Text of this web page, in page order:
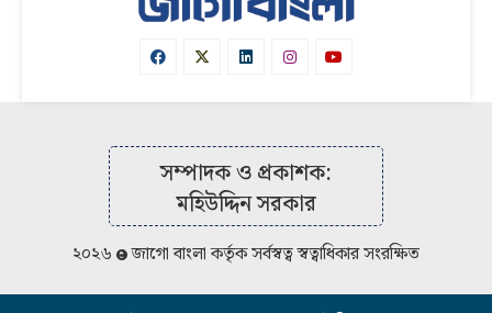
সম্পাদক ও প্রকাশক:
মহিউদ্দিন সরকার
২০২৬ জাগো বাংলা কর্তৃক সর্বস্বত্ব স্বত্বাধিকার সংরক্ষিত